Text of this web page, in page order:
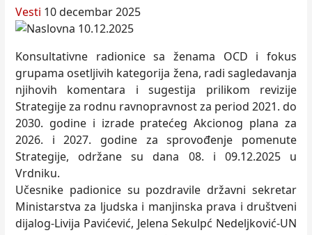
Vesti 10 decembar 2025
Konsultativne radionice sa ženama OCD i fokus
grupama osetljivih kategorija žena, radi sagledavanja
njihovih komentara i sugestija prilikom revizije
Strategije za rodnu ravnopravnost za period 2021. do
2030. godine i izrade pratećeg Akcionog plana za
2026. i 2027. godine za sprovođenje pomenute
Strategije, održane su dana 08. i 09.12.2025 u
Vrdniku.
Učesnike padionice su pozdravile državni sekretar
Ministarstva za ljudska i manjinska prava i društveni
dijalog-Livija Pavićević, Jelena Sekulpć Nedeljković-UN